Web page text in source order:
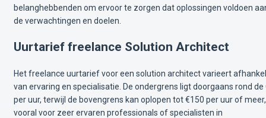
belanghebbenden om ervoor te zorgen dat oplossingen voldoen
de verwachtingen en doelen.
Uurtarief freelance Solution Architect
Het freelance uurtarief voor een solution architect varieert
van ervaring en specialisatie. De ondergrens ligt doorgaans rond de
per uur, terwijl de bovengrens kan oplopen tot €150 per uur of meer,
vooral voor zeer ervaren professionals of specialisten in